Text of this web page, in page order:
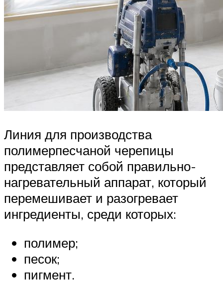
Линия для производства
полимерпесчаной черепицы
представляет собой правильно-
нагревательный аппарат, который
перемешивает и разогревает
ингредиенты, среди которых:
полимер;
песок;
пигмент.